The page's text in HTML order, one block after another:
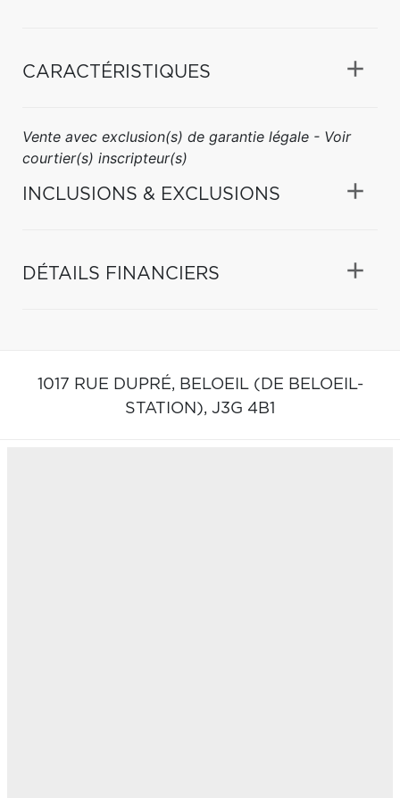
CARACTÉRISTIQUES
Vente avec exclusion(s) de garantie légale - Voir
courtier(s) inscripteur(s)
INCLUSIONS & EXCLUSIONS
DÉTAILS FINANCIERS
1017 RUE DUPRÉ, BELOEIL (DE BELOEIL-
STATION), J3G 4B1